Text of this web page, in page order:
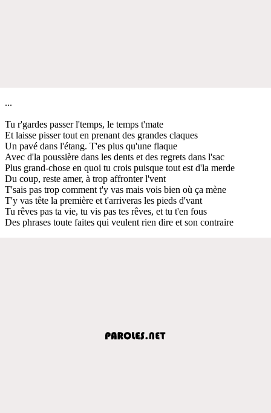
...
Tu r'gardes passer l'temps, le temps t'mate
Et laisse pisser tout en prenant des grandes claques
Un pavé dans l'étang. T'es plus qu'une flaque
Avec d'la poussière dans les dents et des regrets dans l'sac
Plus grand-chose en quoi tu crois puisque tout est d'la merde
Du coup, reste amer, à trop affronter l'vent
T'sais pas trop comment t'y vas mais vois bien où ça mène
T'y vas tête la première et t'arriveras les pieds d'vant
Tu rêves pas ta vie, tu vis pas tes rêves, et tu t'en fous
Des phrases toute faites qui veulent rien dire et son contraire